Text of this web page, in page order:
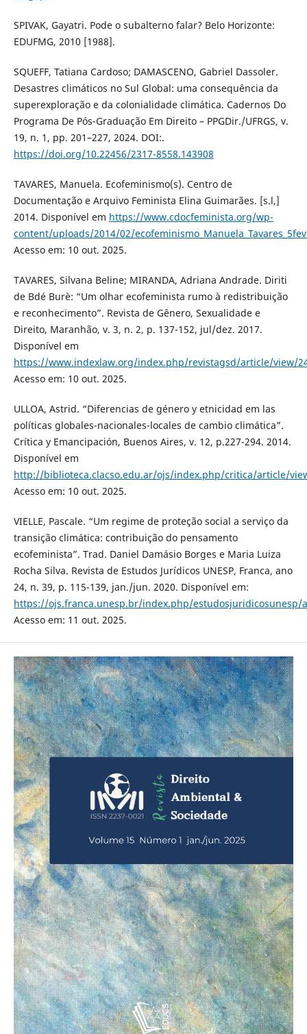
SPIVAK, Gayatri. Pode o subalterno falar? Belo Horizonte:
EDUFMG, 2010 [1988].
SQUEFF, Tatiana Cardoso; DAMASCENO, Gabriel Dassoler.
Desastres climáticos no Sul Global: uma consequência da
superexploração e da colonialidade climática. Cadernos Do
Programa De Pós-Graduação Em Direito – PPGDir./UFRGS, v.
19, n. 1, pp. 201–227, 2024. DOI:.
https://doi.org/10.22456/2317-8558.143908
TAVARES, Manuela. Ecofeminismo(s). Centro de
Documentação e Arquivo Feminista Elina Guimarães. [s.l,]
2014. Disponível em https://www.cdocfeminista.org/wp-
content/uploads/2014/02/
Acesso em: 10 out. 2025.
TAVARES, Silvana Beline; MIRANDA, Adriana Andrade. Diriti
de Bdé Burè: “Um olhar ecofeminista rumo à redistribuição
e reconhecimento”. Revista de Gênero, Sexualidade e
Direito, Maranhão, v. 3, n. 2, p. 137-152, jul/dez. 2017.
Disponível em
https://www.indexlaw.org/index.php/revistagsd/article/view/
Acesso em: 10 out. 2025.
ULLOA, Astrid. “Diferencias de género y etnicidad em las
políticas globales-nacionales-locales de cambio climática”.
Crítica y Emancipación, Buenos Aires, v. 12, p.227-294. 2014.
Disponível em
http://biblioteca.clacso.edu.ar/ojs/index.php/critica/article/
Acesso em: 10 out. 2025.
VIELLE, Pascale. “Um regime de proteção social a serviço da
transição climática: contribuição do pensamento
ecofeminista”. Trad. Daniel Damásio Borges e Maria Luiza
Rocha Silva. Revista de Estudos Jurídicos UNESP, Franca, ano
24, n. 39, p. 115-139, jan./jun. 2020. Disponível em:
https://ojs.franca.unesp.br/index.php/estudosjuridicosunesp/
Acesso em: 11 out. 2025.